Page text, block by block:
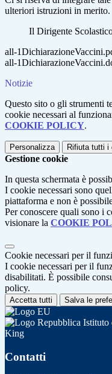
ulteriori istruzioni in merito.
Il Dirigente
all-
all-
Notizie
Questo sito o gli strumenti
cookie necessari al
COOKIE POLICY.
Personalizza Rifiuta tutti i
Gestione cookie
In questa schermata è
I cookie necessari sono
piattaforma e non è
Per conoscere quali sono i
visionare la COOKIE
Cookie necessari per il
I cookie necessari per il
disabilitati. È possibile
policy.
Accetta tutti Salva le
Istituto
King
Contatti